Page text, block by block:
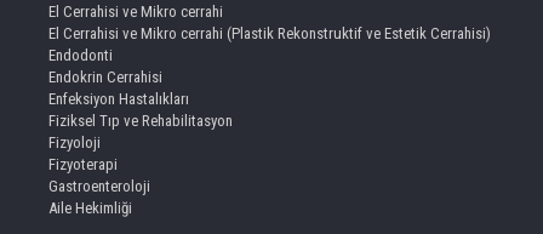
El Cerrahisi ve Mikro cerrahi
El Cerrahisi ve Mikro cerrahi (Plastik Rekonstruktif ve Estetik Cerrahisi)
Endodonti
Endokrin Cerrahisi
Enfeksiyon Hastalıkları
Fiziksel Tıp ve Rehabilitasyon
Fizyoloji
Fizyoterapi
Gastroenteroloji
Aile Hekimliği